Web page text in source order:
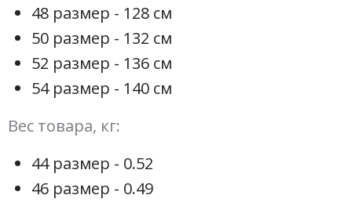
48 размер - 128 см
50 размер - 132 см
52 размер - 136 см
54 размер - 140 см
Вес товара, кг:
44 размер - 0.52
46 размер - 0.49